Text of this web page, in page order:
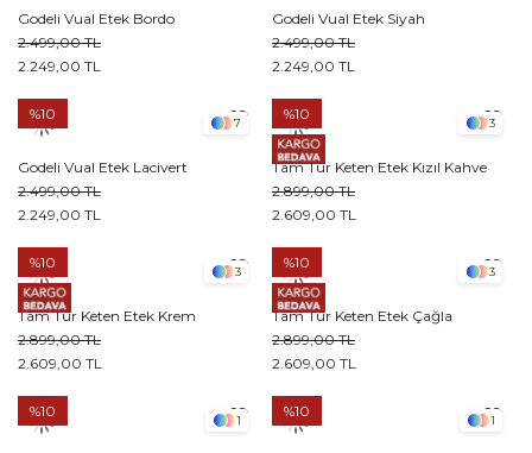
Godeli Vual Etek Bordo
2.249,00 TL
2.499,00 TL
Godeli Vual Etek Siyah
2.249,00 TL
2.499,00 TL
7
Godeli Vual Etek Lacivert
2.249,00 TL
2.499,00 TL
%10
3
Tam Tur Keten Etek Kızıl Kahve
2.609,00 TL
2.899,00 TL
%10
3
Tam Tur Keten Etek Krem
2.609,00 TL
2.899,00 TL
%10
3
Tam Tur Keten Etek Çağla
2.609,00 TL
2.899,00 TL
%10
1
%10
1
%10